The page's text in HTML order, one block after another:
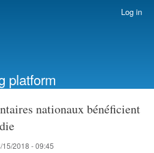
Log in
platform
nationaux bénéficient
15/2018 - 09:45